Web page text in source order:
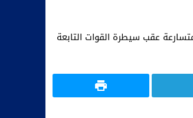
في الأرخبيل، الذي شهد منذ عام 2020 تحولات سياسية وأمنية متسارعة عقب سيطرة القوات التابعة